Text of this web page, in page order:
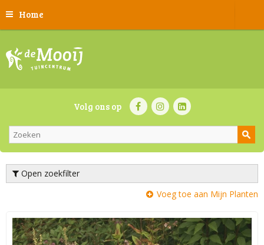
Home
Volg ons op
Open zoekfilter
Voeg toe aan Mijn Planten